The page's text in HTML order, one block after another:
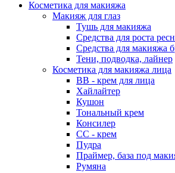
Косметика для макияжа
Макияж для глаз
Тушь для макияжа
Средства для роста
Средства для макияжа
Тени, подводка, лайнер
Косметика для макияжа лица
ВВ - крем для лица
Хайлайтер
Кушон
Тональный крем
Консилер
СС - крем
Пудра
Праймер, база под
Румяна